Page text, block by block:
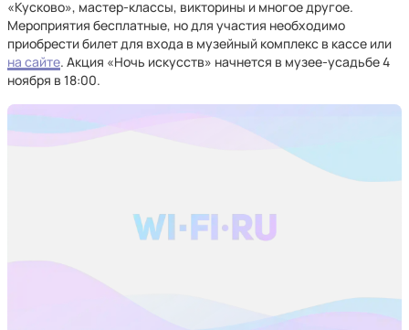
«Кусково», мастер-классы, викторины и многое другое.
Мероприятия бесплатные, но для участия необходимо
приобрести билет для входа в музейный комплекс в кассе или
на сайте. Акция «Ночь искусств» начнется в музее-усадьбе 4
ноября в 18:00.